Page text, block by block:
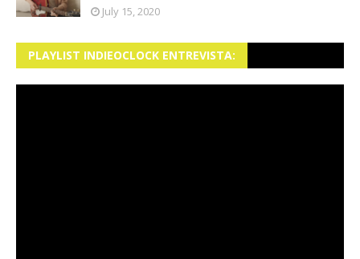
July 15, 2020
PLAYLIST INDIEOCLOCK ENTREVISTA: